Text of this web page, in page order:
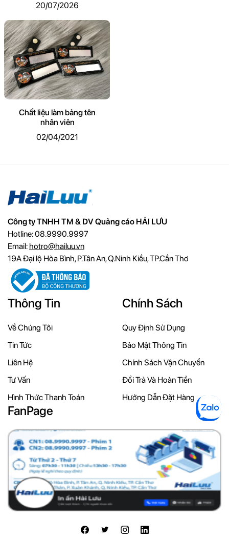
20/07/2026
Chất liệu làm bảng tên
nhân viên
02/04/2021
Công ty TNHH TM & DV Quảng cáo HẢI LƯU
Hotline: 08.9990.9997
Email: hotro@hailuu.vn
19A Đại lộ Hòa Bình, P.Tân An, Q.Ninh Kiều, TP.Cần Thơ
Thông Tin
Về Chúng Tôi
Tin Tức
Liên Hệ
Tư Vấn
Hình Thức Thanh Toán
Chính Sách
Quy Định Sử Dụng
Bảo Mật Thông Tin
Chính Sách Vận Chuyển
Đổi Trả Và Hoàn Tiền
Hướng Dẫn Đặt Hàng
FanPage